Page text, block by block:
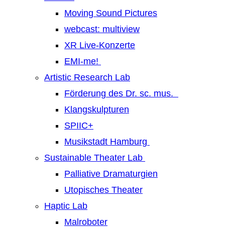
Moving Sound Pictures
webcast: multiview
XR Live-Konzerte
EMI-me!
Artistic Research Lab
Förderung des Dr. sc. mus.
Klangskulpturen
SPIIC+
Musikstadt Hamburg
Sustainable Theater Lab
Palliative Dramaturgien
Utopisches Theater
Haptic Lab
Malroboter